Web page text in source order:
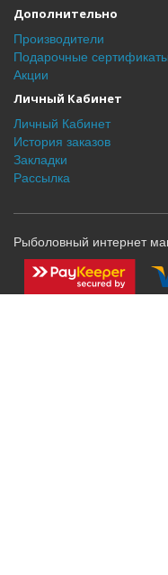
Дополнительно
Производители
Подарочные сертификаты
Акции
Личный Кабинет
Личный Кабинет
История заказов
Закладки
Рассылка
Рыболовный интернет